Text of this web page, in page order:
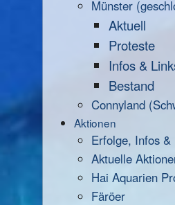
Münster
Aktuell
Proteste
Infos &
Bestand
Connyland
Aktionen
Erfolge, Infos &
Aktuelle
Hai Aquarien
Färöer